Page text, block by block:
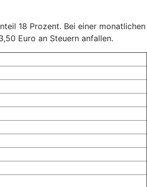
18 Prozent. Bei einer monatlichen
Euro an Steuern anfallen.